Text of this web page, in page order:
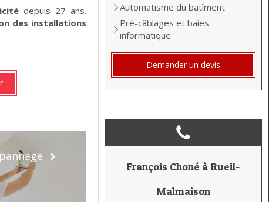
depuis 27 ans.
des installations
Automatisme du batîment
Pré-câblages et baies
informatique
Demander un devis
François Choné à Rueil-
Malmaison